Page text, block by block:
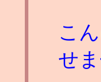
こ
せま